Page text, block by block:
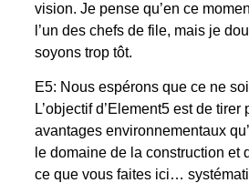
vision. Je pense qu’en ce
l’un des chefs de file, mais je
soyons trop tôt.
E5: Nous espérons que ce ne
L’objectif d’Element5 est de tirer
avantages environnementaux
le domaine de la construction et
ce que vous faites ici…